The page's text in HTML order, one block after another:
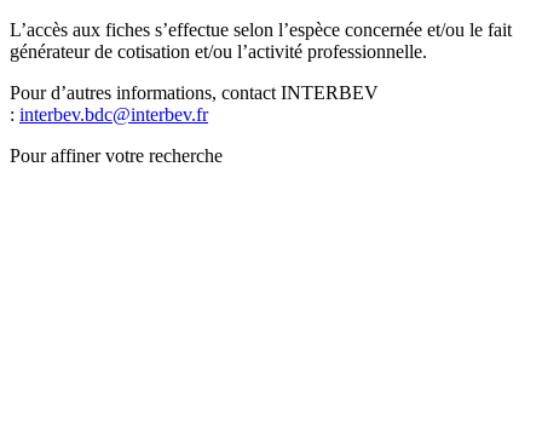
L’accès aux fiches s’effectue selon l’espèce concernée et/ou le fait
générateur de cotisation et/ou l’activité professionnelle.
Pour d’autres informations, contact INTERBEV
: interbev.bdc@interbev.fr
Pour affiner votre recherche